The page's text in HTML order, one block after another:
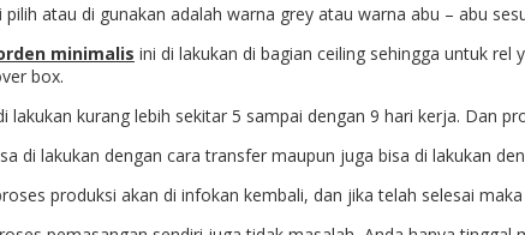
atau di gunakan adalah warna grey atau warna abu – abu
minimalis ini di lakukan di bagian ceiling sehingga untuk
box.
lakukan kurang lebih sekitar 5 sampai dengan 9 hari kerja. Dan
di lakukan dengan cara transfer maupun juga bisa di lakukan
produksi akan di infokan kembali, dan jika telah selesai